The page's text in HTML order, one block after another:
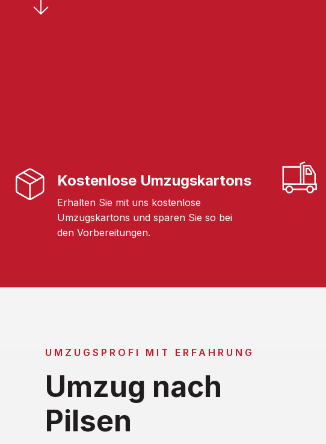
Kostenlose Umzugskartons
Erhalten Sie mit uns kostenlose
Umzugskartons und sparen Sie so bei
den Vorbereitungen.
UMZUGSPROFI MIT ERFAHRUNG
Umzug nach
Pilsen